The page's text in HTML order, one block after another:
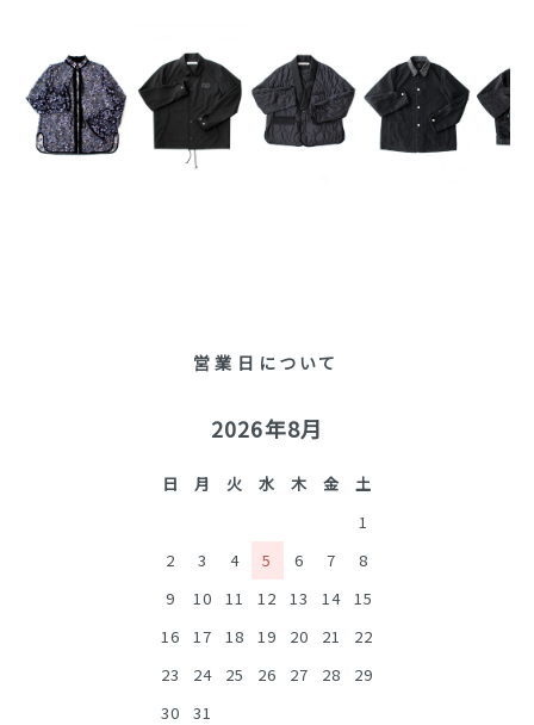
営業日について
2026年8月
日 月 火 水 木 金
土
1
2
3 4 5 6 7
8
9
10 11 12 13 14
15
16
17 18 19 20 21
22
23
24 25 26 27 28
29
30
31